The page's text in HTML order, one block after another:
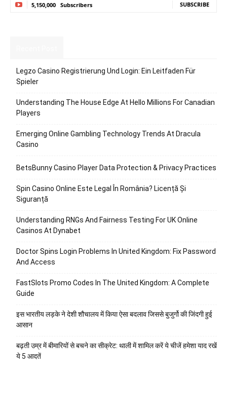
5,150,000 Subscribers SUBSCRIBE
Legzo Casino Registrierung Und Login: Ein Leitfaden Für
Spieler
Understanding The House Edge At Hello Millions For Canadian
Players
Emerging Online Gambling Technology Trends At Dracula
Casino
BetsBunny Casino Player Data Protection & Privacy Practices
Spin Casino Online Este Legal În România? Licență Și
Siguranță
Understanding RNGs And Fairness Testing For UK Online
Casinos At Dynabet
Doctor Spins Login Problems In United Kingdom: Fix Password
And Access
FastSlots Promo Codes In The United Kingdom: A Complete
Guide
इस भारतीय लड़के ने देशी शौचालय में किया ऐसा बदलाव जिससे बुजुर्गो की जिंदगी हुई
आसान
बढ़ती उम्र में बीमारियों से बचने का सीक्रेट: थाली में शामिल करें ये चीजें हमेशा याद रखें
ये 5 आदतें